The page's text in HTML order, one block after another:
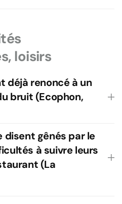
loisirs
déjà renoncé à un
bruit (Ecophon,
disent gênés par le
à suivre leurs
(La